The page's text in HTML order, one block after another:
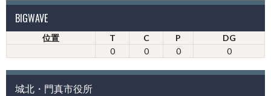
BIGWAVE
位置 T C P
DG
0
0 0 0
城北・門真市役所